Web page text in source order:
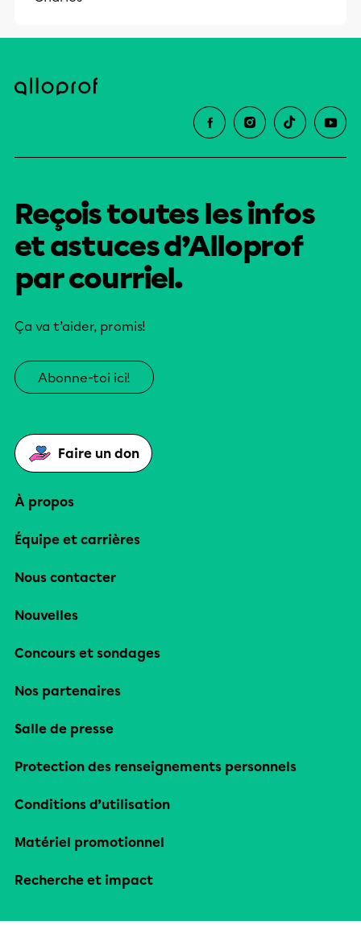
Reçois toutes les infos
et astuces d’Alloprof
par courriel.
Ça va t’aider, promis!
Abonne-toi ici!
Faire un don
À propos
Équipe et carrières
Nous contacter
Nouvelles
Concours et sondages
Nos partenaires
Salle de presse
Protection des renseignements personnels
Conditions d’utilisation
Matériel promotionnel
Recherche et impact